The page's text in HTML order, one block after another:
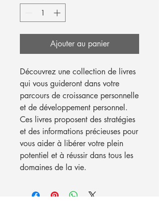
Ajouter au panier
Découvrez une collection de livres
qui vous guideront dans votre
parcours de croissance personnelle
et de développement personnel.
Ces livres proposent des stratégies
et des informations précieuses pour
vous aider à libérer votre plein
potentiel et à réussir dans tous les
domaines de la vie.